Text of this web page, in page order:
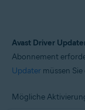
Produkte:
Avast Driver
Windows
Avast Driver
Abonnement
Updater müssen
Mögliche